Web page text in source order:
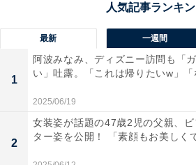
最新 一週間
1
阿波みなみ、ディズニー訪問も「
い」吐露。「これは帰りたいw」
2025/06/19
2
女装姿が話題の47歳2児の父親、ビ
ター姿を公開！ 「素顔もお美しく